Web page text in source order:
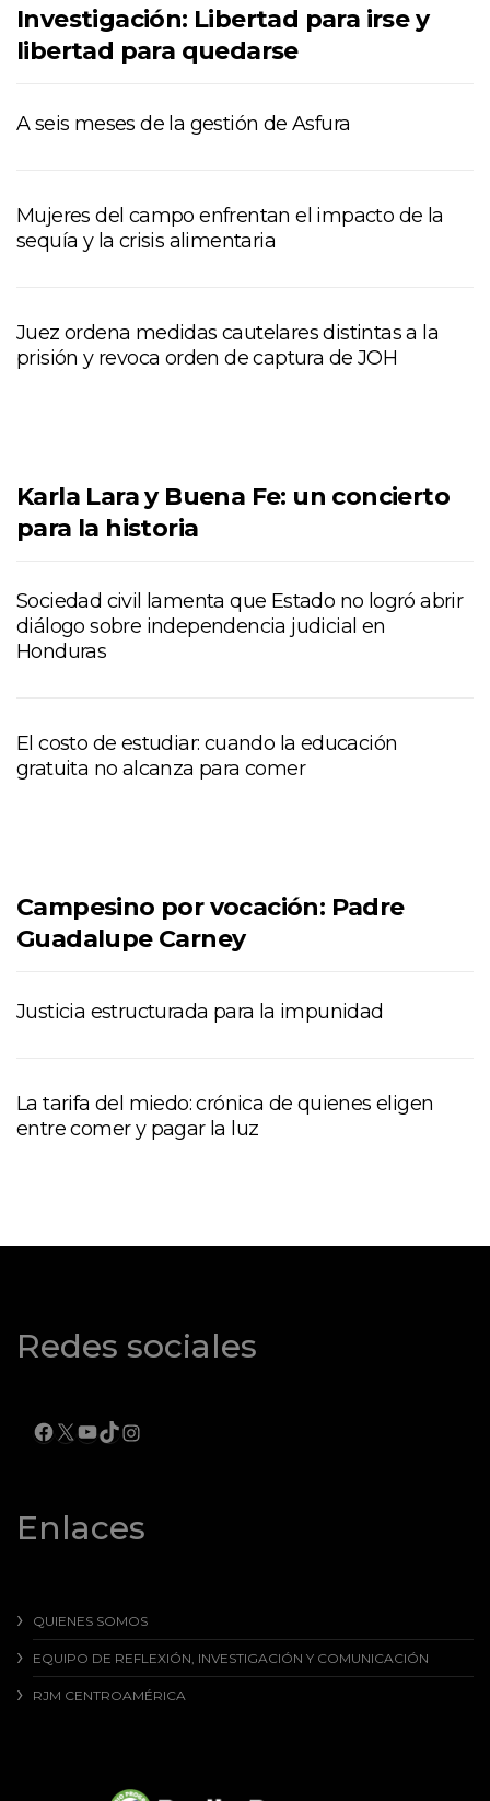
Investigación: Libertad para irse y
libertad para quedarse
A seis meses de la gestión de Asfura
Mujeres del campo enfrentan el impacto de la
sequía y la crisis alimentaria
Juez ordena medidas cautelares distintas a la
prisión y revoca orden de captura de JOH
Karla Lara y Buena Fe: un concierto
para la historia
Sociedad civil lamenta que Estado no logró abrir
diálogo sobre independencia judicial en
Honduras
El costo de estudiar: cuando la educación
gratuita no alcanza para comer
Campesino por vocación: Padre
Guadalupe Carney
Justicia estructurada para la impunidad
La tarifa del miedo: crónica de quienes eligen
entre comer y pagar la luz
Redes sociales
FACEBOOK
X YOUTUBE
TIKTOK
INSTAGRAM
Enlaces
QUIENES SOMOS
EQUIPO DE REFLEXIÓN, INVESTIGACIÓN Y COMUNICACIÓN
RJM CENTROAMÉRICA